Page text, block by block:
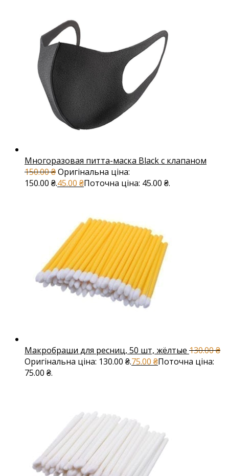
Многоразовая питта-маска Black с клапаном
150.00₴Оригінальна ціна:
150.00 ₴.45.00 ₴Поточна ціна: 45.00 ₴.
Макробраши для ресниц, 50 шт, жёлтые 130.00₴
Оригінальна ціна: 130.00 ₴.75.00 ₴Поточна ціна:
75.00 ₴.